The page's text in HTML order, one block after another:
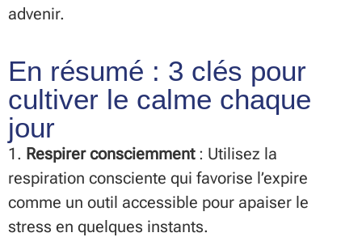
advenir.
En résumé : 3 clés pour
cultiver le calme chaque
jour
1. Respirer consciemment : Utilisez la
respiration consciente qui favorise l’expire
comme un outil accessible pour apaiser le
stress en quelques instants.